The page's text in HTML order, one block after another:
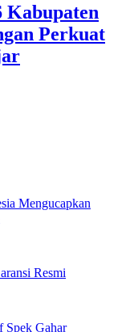
Perkuat
Mengucapkan
Resmi
Gahar